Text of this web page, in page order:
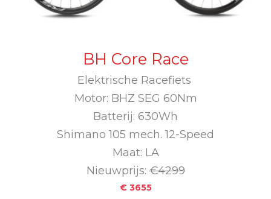
BH Core Race
Elektrische Racefiets
Motor: BHZ SEG 60Nm
Batterij: 630Wh
Shimano 105 mech. 12-Speed
Maat: LA
Nieuwprijs:€4299
€ 3655